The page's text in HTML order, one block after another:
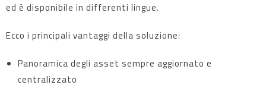
ed è disponibile in differenti lingue.
Ecco i principali vantaggi della soluzione:
Panoramica degli asset sempre aggiornato e
centralizzato